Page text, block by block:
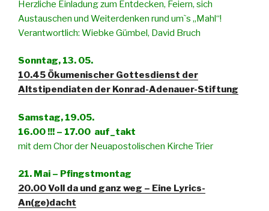
Herzliche Einladung zum Entdecken, Feiern, sich
Austauschen und Weiterdenken rund um`s „Mahl“!
Verantwortlich: Wiebke Gümbel, David Bruch
Sonntag, 13. 05.
10.45 Ökumenischer Gottesdienst der
Altstipendiaten der Konrad-Adenauer-Stiftung
Samstag, 19.05.
16.00 !!! – 17.00 auf_takt
mit dem Chor der Neuapostolischen Kirche Trier
21. Mai – Pfingstmontag
20.00 Voll da und ganz weg – Eine Lyrics-
An(ge)dacht